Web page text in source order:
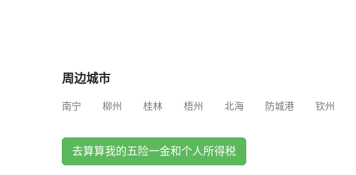
周边城市
南宁 柳州 桂林 梧州 北海 防城港 钦州
去算算我的五险一金和个人所得税